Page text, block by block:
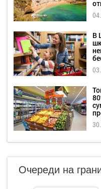
В
Очереди на